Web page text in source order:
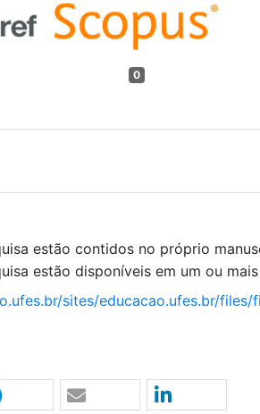
0
estão contidos no próprio
estão disponíveis em um ou
sites/educacao.ufes.br/files/